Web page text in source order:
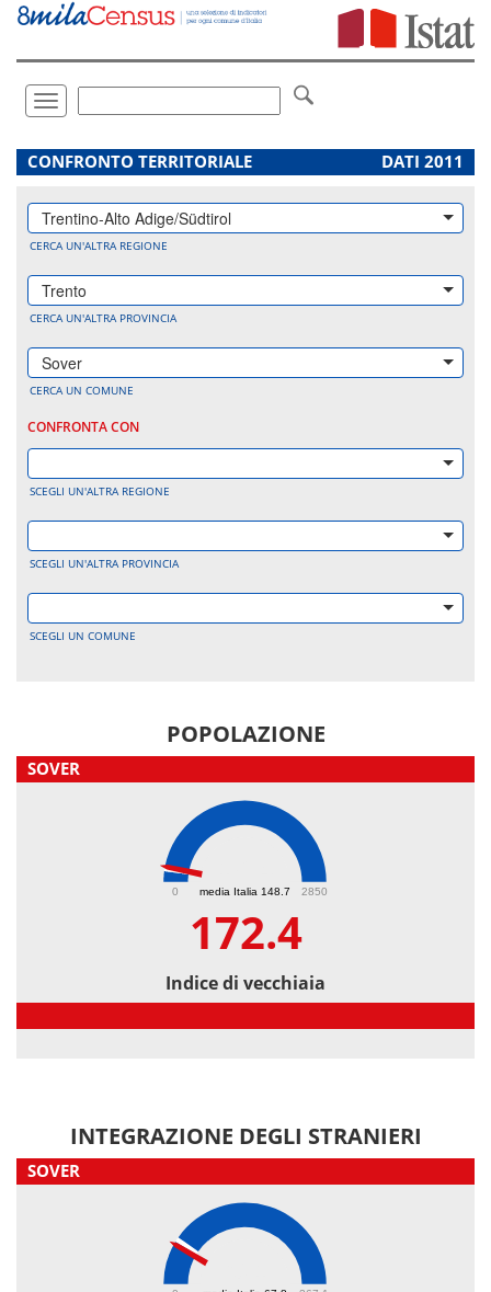
Vai
direttamente
Toggle
navigation
.
CONFRONTO TERRITORIALE DATI 2011
Trentino-Alto Adige/Südtirol
CERCA UN'ALTRA REGIONE
Trento
CERCA UN'ALTRA PROVINCIA
Sover
CERCA UN COMUNE
CONFRONTA CON
SCEGLI UN'ALTRA REGIONE
SCEGLI UN'ALTRA PROVINCIA
SCEGLI UN COMUNE
POPOLAZIONE
SOVER
media Italia 148.7
0 2850
172.4
Indice di vecchiaia
INTEGRAZIONE DEGLI STRANIERI
SOVER